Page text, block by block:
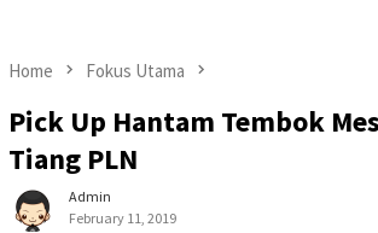
Home Fokus Utama
Pick Up Hantam Tembok
Tiang PLN
Admin
February 11, 2019